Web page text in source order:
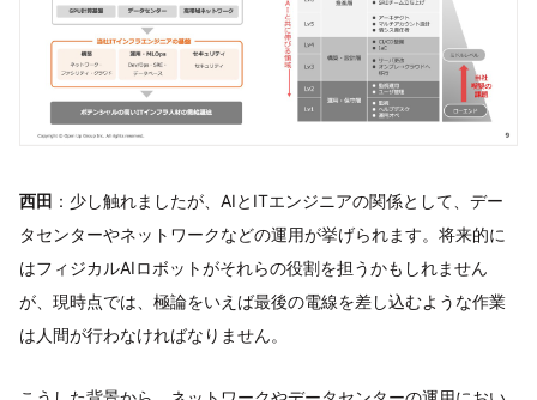
西田 ：少し触れましたが、AIとITエンジニアの関係として、デー
タセンターやネットワークなどの運用が挙げられます。将来的に
はフィジカルAIロボットがそれらの役割を担うかもしれません
が、現時点では、極論をいえば最後の電線を差し込むような作業
は人間が行わなければなりません。